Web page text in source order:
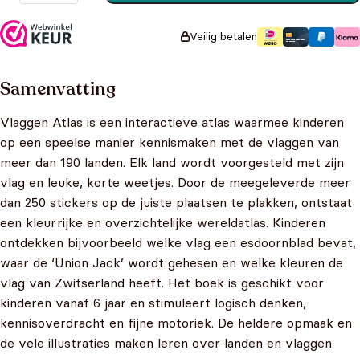
Veilig betalen
Samenvatting
Vlaggen Atlas is een interactieve atlas waarmee kinderen
op een speelse manier kennismaken met de vlaggen van
meer dan 190 landen. Elk land wordt voorgesteld met zijn
vlag en leuke, korte weetjes. Door de meegeleverde meer
dan 250 stickers op de juiste plaatsen te plakken, ontstaat
een kleurrijke en overzichtelijke wereldatlas. Kinderen
ontdekken bijvoorbeeld welke vlag een esdoornblad bevat,
waar de ‘Union Jack’ wordt gehesen en welke kleuren de
vlag van Zwitserland heeft. Het boek is geschikt voor
kinderen vanaf 6 jaar en stimuleert logisch denken,
kennisoverdracht en fijne motoriek. De heldere opmaak en
de vele illustraties maken leren over landen en vlaggen